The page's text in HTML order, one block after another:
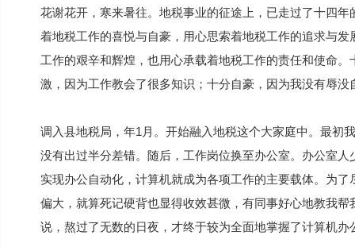
花谢花开，寒来暑往。地税事业的征途上，已走过了十四
着地税工作的喜悦与自豪，用心思索着地税工作的追求与
工作的艰辛和辉煌，也用心承载着地税工作的责任和使命
激，因为工作教会了很多知识；十分自豪，因为我没有辱没
调入县地税局，年1月。开始融入地税这个大家庭中。最初
没有出过半分差错。随后，工作岗位换至办公室。办公室
实现办公自动化，计算机就成为各项工作的主要载体。为
偏大，就算死记硬背也显得收效甚微，有同事好心地教我
说，熬过了无数的日夜，才终于较为全面地掌握了计算机办